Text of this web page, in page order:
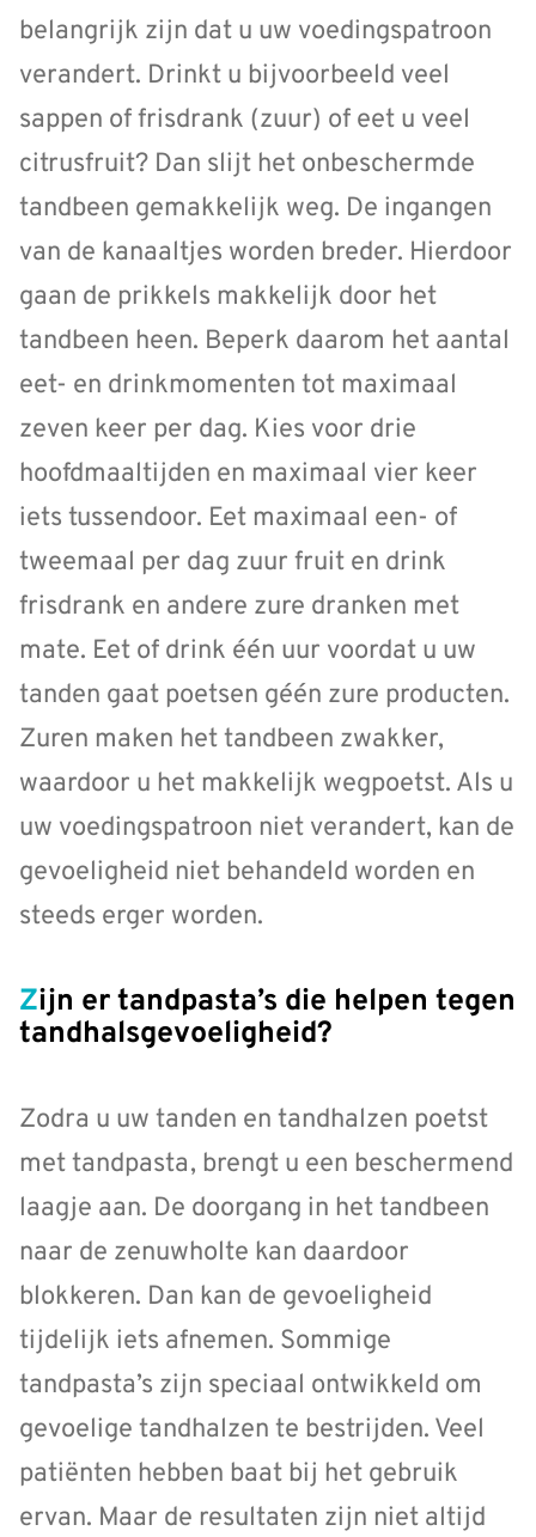
belangrijk zijn dat u uw voedingspatroon
verandert. Drinkt u bijvoorbeeld veel
sappen of frisdrank (zuur) of eet u veel
citrusfruit? Dan slijt het onbeschermde
tandbeen gemakkelijk weg. De ingangen
van de kanaaltjes worden breder. Hierdoor
gaan de prikkels makkelijk door het
tandbeen heen. Beperk daarom het aantal
eet- en drinkmomenten tot maximaal
zeven keer per dag. Kies voor drie
hoofdmaaltijden en maximaal vier keer
iets tussendoor. Eet maximaal een- of
tweemaal per dag zuur fruit en drink
frisdrank en andere zure dranken met
mate. Eet of drink één uur voordat u uw
tanden gaat poetsen géén zure producten.
Zuren maken het tandbeen zwakker,
waardoor u het makkelijk wegpoetst. Als u
uw voedingspatroon niet verandert, kan de
gevoeligheid niet behandeld worden en
steeds erger worden.
Zijn er tandpasta’s die helpen tegen
tandhalsgevoeligheid?
Zodra u uw tanden en tandhalzen poetst
met tandpasta, brengt u een beschermend
laagje aan. De doorgang in het tandbeen
naar de zenuwholte kan daardoor
blokkeren. Dan kan de gevoeligheid
tijdelijk iets afnemen. Sommige
tandpasta’s zijn speciaal ontwikkeld om
gevoelige tandhalzen te bestrijden. Veel
patiënten hebben baat bij het gebruik
ervan. Maar de resultaten zijn niet altijd